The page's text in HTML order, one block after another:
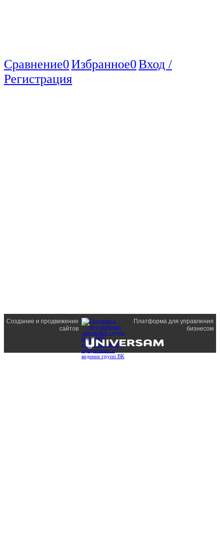
Сравнение0Избранное0Вход /
Регистрация
Создание и продвижение
сайтов
Платформа для управления
бизнесом